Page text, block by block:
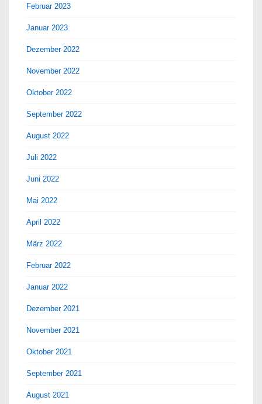
Februar 2023
Januar 2023
Dezember 2022
November 2022
Oktober 2022
September 2022
August 2022
Juli 2022
Juni 2022
Mai 2022
April 2022
März 2022
Februar 2022
Januar 2022
Dezember 2021
November 2021
Oktober 2021
September 2021
August 2021